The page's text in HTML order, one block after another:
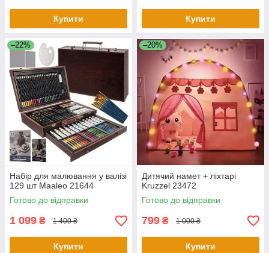
Купити Купити
–22%
Набір для малювання у валізі
129 шт Maaleo 21644
Готово до відправки
1 099 ₴ 1 400 ₴
Купити
–20%
Дитячий намет + ліхтарі
Kruzzel 23472
Готово до відправки
799 ₴ 1 000 ₴
Купити